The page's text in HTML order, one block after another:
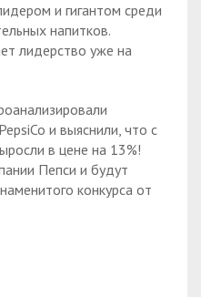
и гигантом среди
напитков.
лидерство уже на
и выяснили, что с
в цене на 13%!
Пепси и будут
конкурса от